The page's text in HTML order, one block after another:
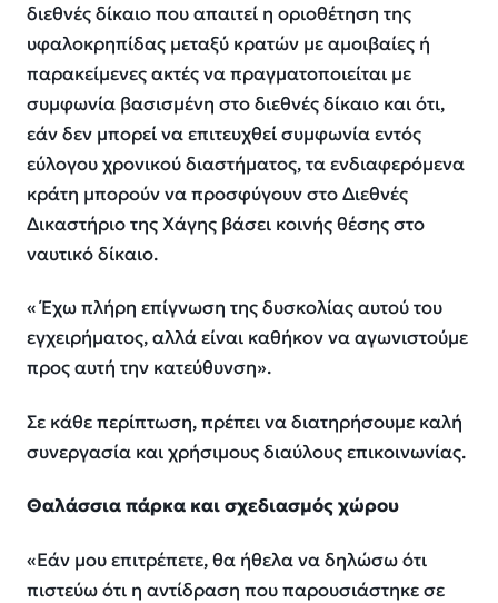
διεθνές δίκαιο που απαιτεί η οριοθέτηση της
υφαλοκρηπίδας μεταξύ κρατών με αμοιβαίες ή
παρακείμενες ακτές να πραγματοποιείται με
συμφωνία βασισμένη στο διεθνές δίκαιο και ότι,
εάν δεν μπορεί να επιτευχθεί συμφωνία εντός
εύλογου χρονικού διαστήματος, τα ενδιαφερόμενα
κράτη μπορούν να προσφύγουν στο Διεθνές
Δικαστήριο της Χάγης βάσει κοινής θέσης στο
ναυτικό δίκαιο.
« Έχω πλήρη επίγνωση της δυσκολίας αυτού του
εγχειρήματος, αλλά είναι καθήκον να αγωνιστούμε
προς αυτή την κατεύθυνση».
Σε κάθε περίπτωση, πρέπει να διατηρήσουμε καλή
συνεργασία και χρήσιμους διαύλους επικοινωνίας.
Θαλάσσια πάρκα και σχεδιασμός χώρου
«Εάν μου επιτρέπετε, θα ήθελα να δηλώσω ότι
πιστεύω ότι η αντίδραση που παρουσιάστηκε σε